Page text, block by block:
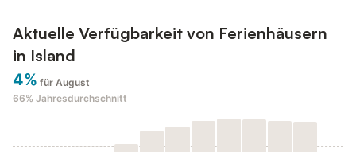
Aktuelle Verfügbarkeit von Ferienhäusern
in Island
4% für August
66% Jahresdurchschnitt